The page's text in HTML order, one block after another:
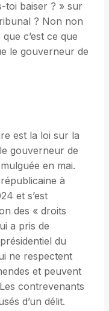
toi baiser ? » sur
? Non non
c’est ce que
le gouverneur de
est la loi sur la
gouverneur de
en mai.
à
et s’est
des « droits
a pris de
du
ne respectent
et peuvent
contrevenants
d’un délit.